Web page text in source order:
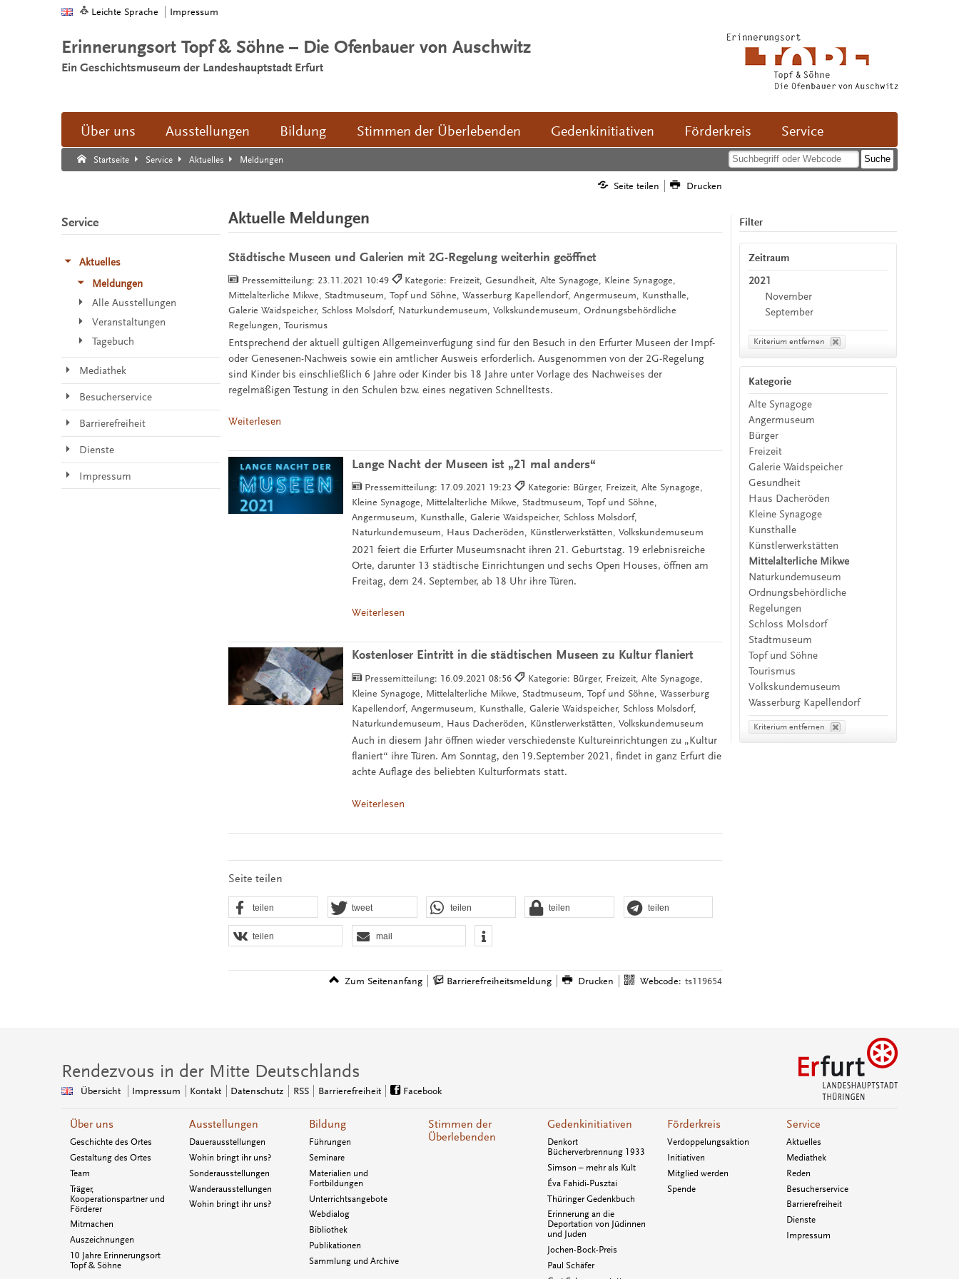
Leichte Sprache Impressum
Erinnerungsort Topf & Söhne – Die Ofenbauer von Auschwitz
Ein Geschichtsmuseum der Landeshauptstadt Erfurt
Über uns Ausstellungen Bildung Stimmen der Überlebenden Gedenkinitiativen Förderkreis Service
Startseite Service Aktuelles Meldungen
Suche:
Suche Ende.
Seite teilen Drucken
Aktuelle Meldungen
Städtische Museen und Galerien mit 2G-Regelung weiterhin geöffnet
Pressemitteilung: 23.11.2021 10:49
Kategorie: Freizeit, Gesundheit, Alte Synagoge, Kleine Synagoge,
Mittelalterliche Mikwe, Stadtmuseum, Topf und Söhne, Wasserburg Kapellendorf, Angermuseum, Kunsthalle,
Galerie Waidspeicher, Schloss Molsdorf, Naturkundemuseum, Volkskundemuseum, Ordnungsbehördliche
Regelungen, Tourismus
Entsprechend der aktuell gültigen Allgemeinverfügung sind für den Besuch in den Erfurter Museen der Impf-
oder Genesenen-Nachweis sowie ein amtlicher Ausweis erforderlich. Ausgenommen von der 2G-Regelung
sind Kinder bis einschließlich 6 Jahre oder Kinder bis 18 Jahre unter Vorlage des Nachweises der
regelmäßigen Testung in den Schulen bzw. eines negativen Schnelltests.
Weiterlesen
Lange Nacht der Museen ist „21 mal anders“
Pressemitteilung: 17.09.2021 19:23
Kategorie: Bürger, Freizeit, Alte Synagoge,
Kleine Synagoge, Mittelalterliche Mikwe, Stadtmuseum, Topf und Söhne,
Angermuseum, Kunsthalle, Galerie Waidspeicher, Schloss Molsdorf,
Naturkundemuseum, Haus Dacheröden, Künstlerwerkstätten, Volkskundemuseum
2021 feiert die Erfurter Museumsnacht ihren 21. Geburtstag. 19 erlebnisreiche
Orte, darunter 13 städtische Einrichtungen und sechs Open Houses, öffnen am
Freitag, dem 24. September, ab 18 Uhr ihre Türen.
Weiterlesen
Kostenloser Eintritt in die städtischen Museen zu Kultur flaniert
Pressemitteilung: 16.09.2021 08:56
Kategorie: Bürger, Freizeit, Alte Synagoge,
Kleine Synagoge, Mittelalterliche Mikwe, Stadtmuseum, Topf und Söhne, Wasserburg
Kapellendorf, Angermuseum, Kunsthalle, Galerie Waidspeicher, Schloss Molsdorf,
Naturkundemuseum, Haus Dacheröden, Künstlerwerkstätten, Volkskundemuseum
Auch in diesem Jahr öffnen wieder verschiedenste Kultureinrichtungen zu „Kultur
flaniert“ ihre Türen. Am Sonntag, den 19.September 2021, findet in ganz Erfurt die
achte Auflage des beliebten Kulturformats statt.
Weiterlesen
Seite teilen
teilen tweet teilen teilen teilen
teilen mail
Zum Seitenanfang Barrierefreiheitsmeldung Drucken Webcode: ts119654
Filter
Zeitraum
2021
November
September
Kriterium entfernen
Kategorie
Alte Synagoge
Angermuseum
Bürger
Freizeit
Galerie Waidspeicher
Gesundheit
Haus Dacheröden
Kleine Synagoge
Kunsthalle
Künstlerwerkstätten
Mittelalterliche Mikwe
Naturkundemuseum
Ordnungsbehördliche
Regelungen
Schloss Molsdorf
Stadtmuseum
Topf und Söhne
Tourismus
Volkskundemuseum
Wasserburg Kapellendorf
Kriterium entfernen
Service
Aktuelles
Meldungen
Alle Ausstellungen
Veranstaltungen
Tagebuch
Mediathek
Besucherservice
Barrierefreiheit
Dienste
Impressum
Rendezvous in der Mitte Deutschlands
Übersicht Impressum Kontakt Datenschutz RSS Barrierefreiheit Facebook
Über uns
Geschichte des Ortes
Gestaltung des Ortes
Team
Träger,
Kooperationspartner und
Förderer
Mitmachen
Auszeichnungen
10 Jahre Erinnerungsort
Topf & Söhne
Ausstellungen
Dauerausstellungen
Wohin bringt ihr uns?
Sonderausstellungen
Wanderausstellungen
Wohin bringt ihr uns?
Bildung
Führungen
Seminare
Materialien und
Fortbildungen
Unterrichtsangebote
Webdialog
Bibliothek
Publikationen
Sammlung und Archive
Stimmen der
Überlebenden
Gedenkinitiativen
Denkort
Bücherverbrennung 1933
Simson – mehr als Kult
Éva Fahidi-Pusztai
Thüringer Gedenkbuch
Erinnerung an die
Deportation von Jüdinnen
und Juden
Jochen-Bock-Preis
Paul Schäfer
Förderkreis
Verdoppelungsaktion
Initiativen
Mitglied werden
Spende
Service
Aktuelles
Mediathek
Reden
Besucherservice
Barrierefreiheit
Dienste
Impressum